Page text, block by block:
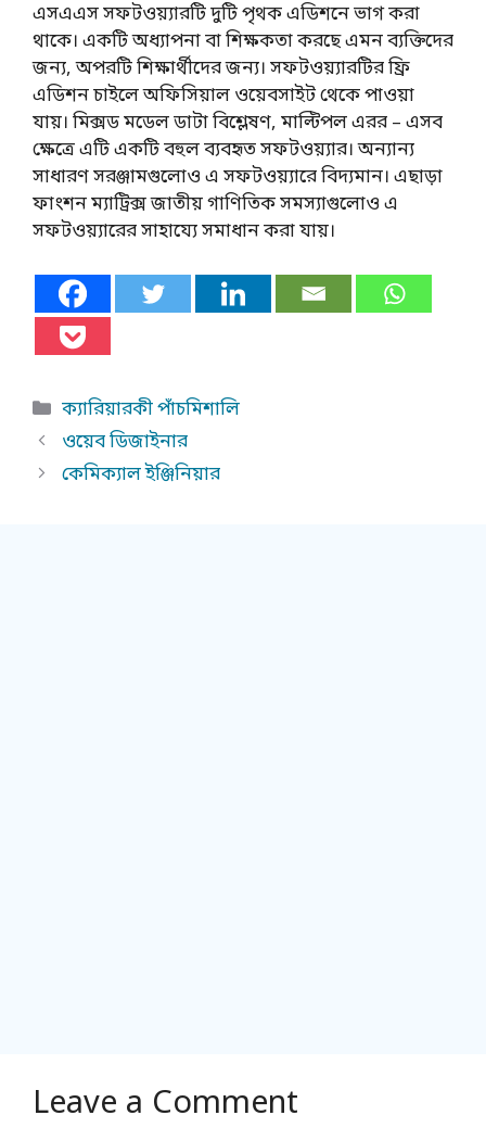
এসএএস সফটওয়্যারটি দুটি পৃথক এডিশনে ভাগ করা
থাকে। একটি অধ্যাপনা বা শিক্ষকতা করছে এমন ব্যক্তিদের
জন্য, অপরটি শিক্ষার্থীদের জন্য। সফটওয়্যারটির ফ্রি
এডিশন চাইলে অফিসিয়াল ওয়েবসাইট থেকে পাওয়া
যায়। মিক্সড মডেল ডাটা বিশ্লেষণ, মাল্টিপল এরর – এসব
ক্ষেত্রে এটি একটি বহুল ব্যবহৃত সফটওয়্যার। অন্যান্য
সাধারণ সরঞ্জামগুলোও এ সফটওয়্যারে বিদ্যমান। এছাড়া
ফাংশন ম্যাট্রিক্স জাতীয় গাণিতিক সমস্যাগুলোও এ
সফটওয়্যারের সাহায্যে সমাধান করা যায়।
Categories
ক্যারিয়ারকী পাঁচমিশালি
ওয়েব ডিজাইনার
কেমিক্যাল ইঞ্জিনিয়ার
Leave a Comment